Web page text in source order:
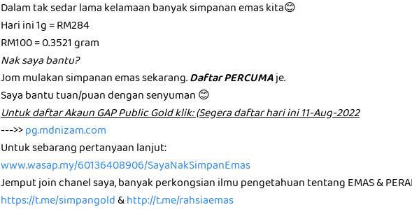
Dalam tak sedar lama kelamaan banyak simpanan emas kita😊
Hari ini 1g = RM284
RM100 = 0.3521 gram
Nak saya bantu?
Jom mulakan simpanan emas sekarang.Daftar PERCUMAje.
Saya bantu tuan/puan dengan senyuman 😊
U͏n͏t͏u͏k͏ d͏a͏f͏t͏a͏r͏ A͏k͏a͏u͏n͏ G͏A͏P͏ P͏u͏b͏l͏i͏c͏ G͏o͏l͏d͏ k͏l͏i͏k͏: (Segera daftar hari ini 11-Aug-2022
--->>pg.mdnizam.com
Untuk sebarang pertanyaan lanjut:
www.wasap.my/60136408906/SayaNakSimpanEmas
Jemput join chanel saya, banyak perkongsian ilmu pengetahuan tentang EMAS &
https://t.me/simpangold&http://t.me/rahsiaemas